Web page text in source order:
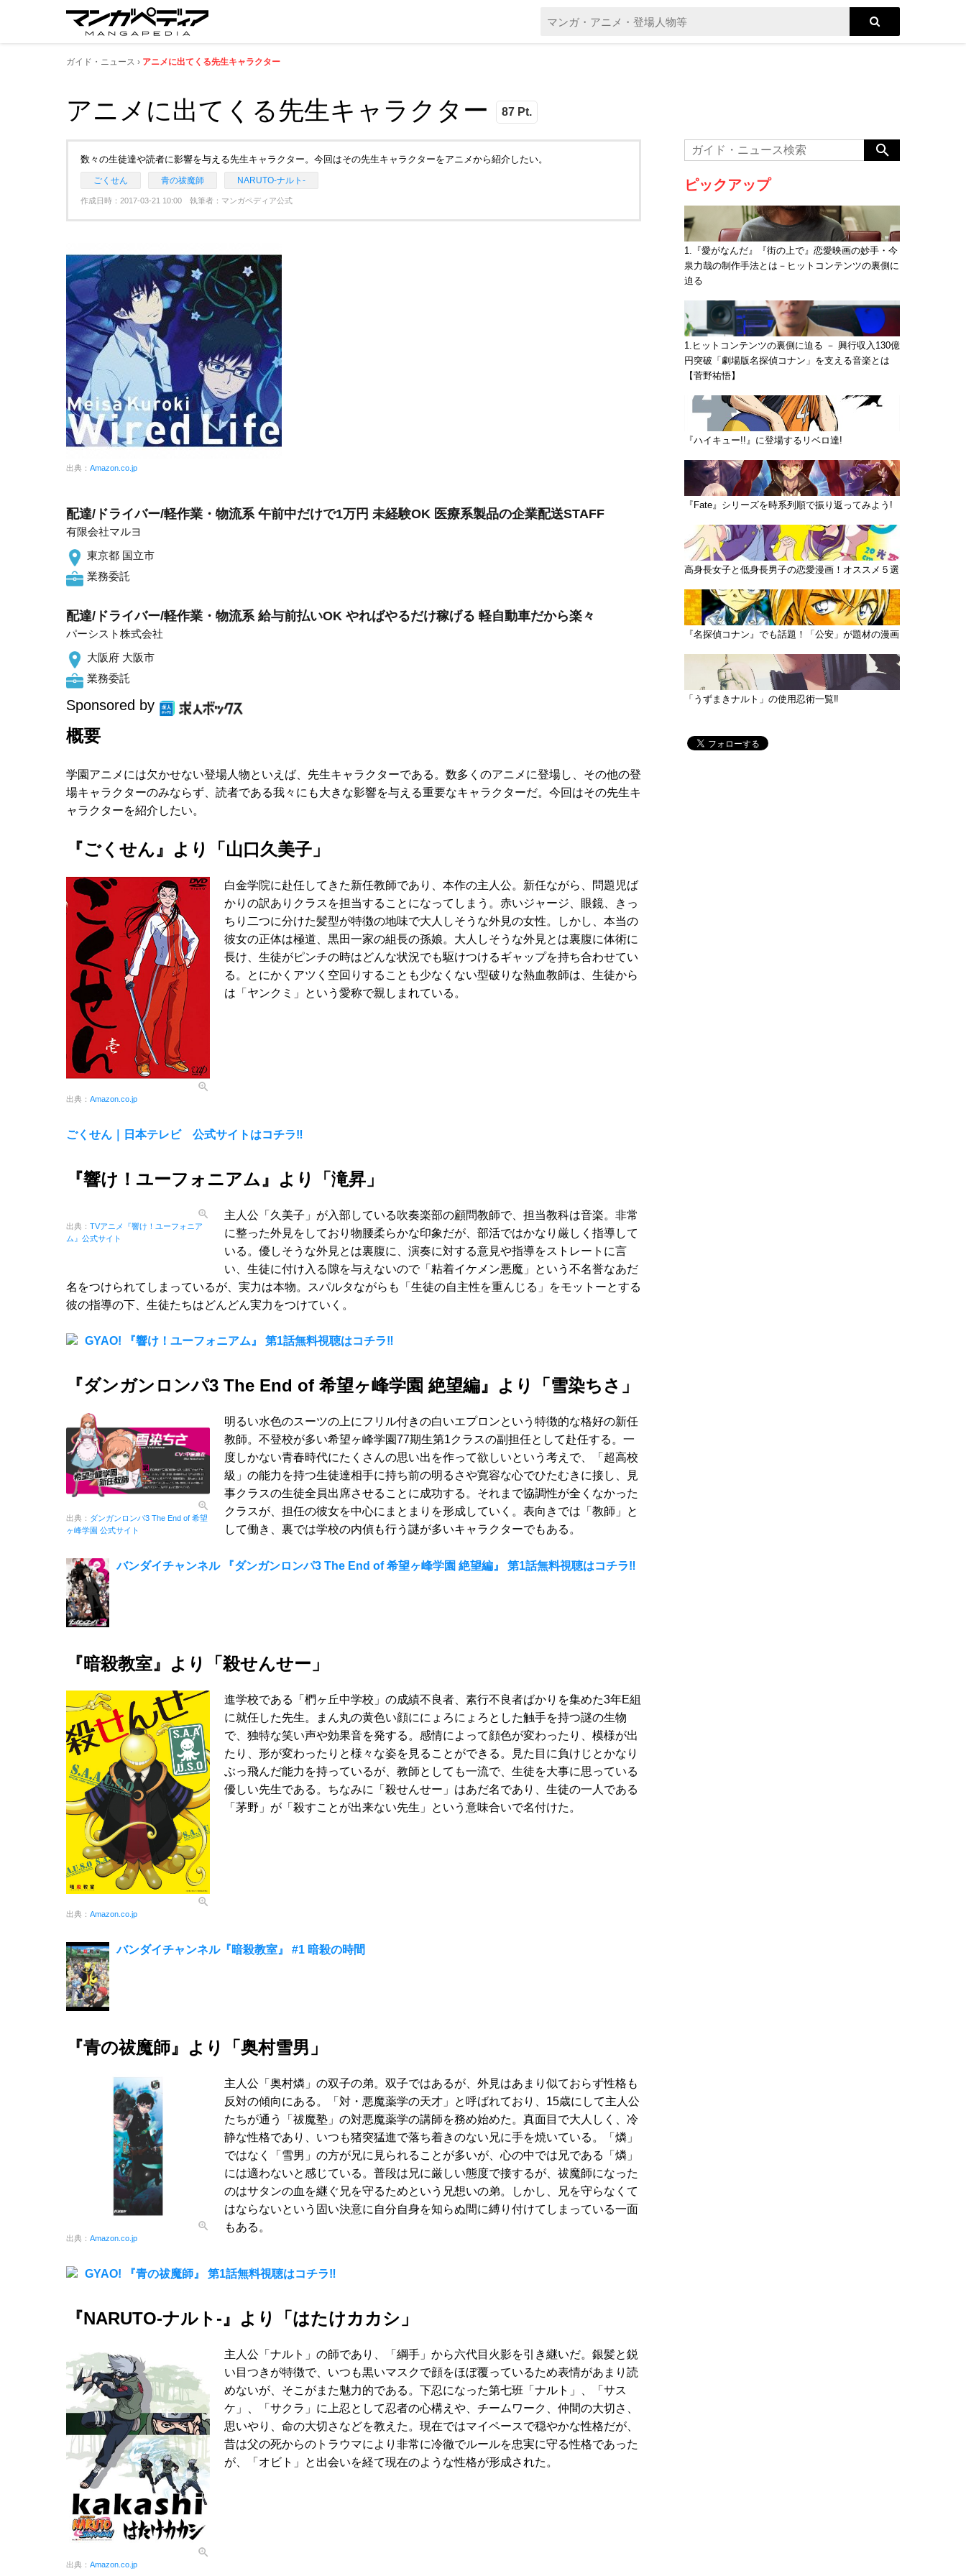
ガイド・ニュース アニメに出てくる先生キャラクター
アニメに出てくる先生キャラクター 87 Pt.
数々の生徒達や読者に影響を与える先生キャラクター。今回はその先生キャラクターをアニメから紹介したい。
ごくせん 青の祓魔師 NARUTO-ナルト-
作成日時：2017-03-21 10:00 執筆者：マンガペディア公式
出典： Amazon.co.jp
配達/ドライバー/軽作業・物流系 午前中だけで1万円 未経験OK 医療系製品の企業配送STAFF
有限会社マルヨ
東京都 国立市
業務委託
配達/ドライバー/軽作業・物流系 給与前払いOK やればやるだけ稼げる 軽自動車だから楽々
パーシスト株式会社
大阪府 大阪市
業務委託
Sponsored by
概要
学園アニメには欠かせない登場人物といえば、先生キャラクターである。数多くのアニメに登場し、その他の登
場キャラクターのみならず、読者である我々にも大きな影響を与える重要なキャラクターだ。今回はその先生キ
ャラクターを紹介したい。
『ごくせん』より「山口久美子」
出典： Amazon.co.jp
白金学院に赴任してきた新任教師であり、本作の主人公。新任ながら、問題児ば
かりの訳ありクラスを担当することになってしまう。赤いジャージ、眼鏡、きっ
ちり二つに分けた髪型が特徴の地味で大人しそうな外見の女性。しかし、本当の
彼女の正体は極道、黒田一家の組長の孫娘。大人しそうな外見とは裏腹に体術に
長け、生徒がピンチの時はどんな状況でも駆けつけるギャップを持ち合わせてい
る。とにかくアツく空回りすることも少なくない型破りな熱血教師は、生徒から
は「ヤンクミ」という愛称で親しまれている。
ごくせん｜日本テレビ 公式サイトはコチラ‼
『響け！ユーフォニアム』より「滝昇」
出典： TVアニメ『響け！ユーフォニア
ム』公式サイト
主人公「久美子」が入部している吹奏楽部の顧問教師で、担当教科は音楽。非常
に整った外見をしており物腰柔らかな印象だが、部活ではかなり厳しく指導して
いる。優しそうな外見とは裏腹に、演奏に対する意見や指導をストレートに言
い、生徒に付け入る隙を与えないので「粘着イケメン悪魔」という不名誉なあだ
名をつけられてしまっているが、実力は本物。スパルタながらも「生徒の自主性を重んじる」をモットーとする
彼の指導の下、生徒たちはどんどん実力をつけていく。
GYAO! 『響け！ユーフォニアム』 第1話無料視聴はコチラ‼
『ダンガンロンパ3 The End of 希望ヶ峰学園 絶望編』より「雪染ちさ」
出典： ダンガンロンパ3 The End of 希望
ヶ峰学園 公式サイト
明るい水色のスーツの上にフリル付きの白いエプロンという特徴的な格好の新任
教師。不登校が多い希望ヶ峰学園77期生第1クラスの副担任として赴任する。一
度しかない青春時代にたくさんの思い出を作って欲しいという考えで、「超高校
級」の能力を持つ生徒達相手に持ち前の明るさや寛容な心でひたむきに接し、見
事クラスの生徒全員出席させることに成功する。それまで協調性が全くなかった
クラスが、担任の彼女を中心にまとまりを形成していく。表向きでは「教師」と
して働き、裏では学校の内偵も行う謎が多いキャラクターでもある。
バンダイチャンネル 『ダンガンロンパ3 The End of 希望ヶ峰学園 絶望編』 第1話無料視聴はコチラ‼
『暗殺教室』より「殺せんせー」
出典： Amazon.co.jp
進学校である「椚ヶ丘中学校」の成績不良者、素行不良者ばかりを集めた3年E組
に就任した先生。まん丸の黄色い顔ににょろにょろとした触手を持つ謎の生物
で、独特な笑い声や効果音を発する。感情によって顔色が変わったり、模様が出
たり、形が変わったりと様々な姿を見ることができる。見た目に負けじとかなり
ぶっ飛んだ能力を持っているが、教師としても一流で、生徒を大事に思っている
優しい先生である。ちなみに「殺せんせー」はあだ名であり、生徒の一人である
「茅野」が「殺すことが出来ない先生」という意味合いで名付けた。
バンダイチャンネル『暗殺教室』 #1 暗殺の時間
『青の祓魔師』より「奥村雪男」
出典： Amazon.co.jp
主人公「奥村燐」の双子の弟。双子ではあるが、外見はあまり似ておらず性格も
反対の傾向にある。「対・悪魔薬学の天才」と呼ばれており、15歳にして主人公
たちが通う「祓魔塾」の対悪魔薬学の講師を務め始めた。真面目で大人しく、冷
静な性格であり、いつも猪突猛進で落ち着きのない兄に手を焼いている。「燐」
ではなく「雪男」の方が兄に見られることが多いが、心の中では兄である「燐」
には適わないと感じている。普段は兄に厳しい態度で接するが、祓魔師になった
のはサタンの血を継ぐ兄を守るためという兄想いの弟。しかし、兄を守らなくて
はならないという固い決意に自分自身を知らぬ間に縛り付けてしまっている一面
もある。
GYAO! 『青の祓魔師』 第1話無料視聴はコチラ‼
『NARUTO-ナルト-』より「はたけカカシ」
出典： Amazon.co.jp
主人公「ナルト」の師であり、「綱手」から六代目火影を引き継いだ。銀髪と鋭
い目つきが特徴で、いつも黒いマスクで顔をほぼ覆っているため表情があまり読
めないが、そこがまた魅力的である。下忍になった第七班「ナルト」、「サス
ケ」、「サクラ」に上忍として忍者の心構えや、チームワーク、仲間の大切さ、
思いやり、命の大切さなどを教えた。現在ではマイペースで穏やかな性格だが、
昔は父の死からのトラウマにより非常に冷徹でルールを忠実に守る性格であった
が、「オビト」と出会いを経て現在のような性格が形成された。
ピックアップ
1.『愛がなんだ』『街の上で』恋愛映画の妙手・今
泉力哉の制作手法とは－ヒットコンテンツの裏側に
迫る
1.ヒットコンテンツの裏側に迫る － 興行収入130億
円突破「劇場版名探偵コナン」を支える音楽とは
【菅野祐悟】
『ハイキュー!!』に登場するリベロ達!
『Fate』シリーズを時系列順で振り返ってみよう!
高身長女子と低身長男子の恋愛漫画！オススメ５選
『名探偵コナン』でも話題！「公安」が題材の漫画
「うずまきナルト」の使用忍術一覧‼